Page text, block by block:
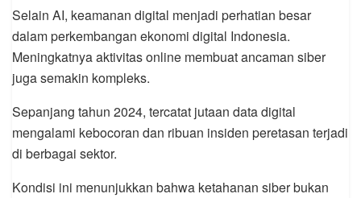
Selain AI, keamanan digital menjadi perhatian besar
dalam perkembangan ekonomi digital Indonesia.
Meningkatnya aktivitas online membuat ancaman siber
juga semakin kompleks.
Sepanjang tahun 2024, tercatat jutaan data digital
mengalami kebocoran dan ribuan insiden peretasan terjadi
di berbagai sektor.
Kondisi ini menunjukkan bahwa ketahanan siber bukan